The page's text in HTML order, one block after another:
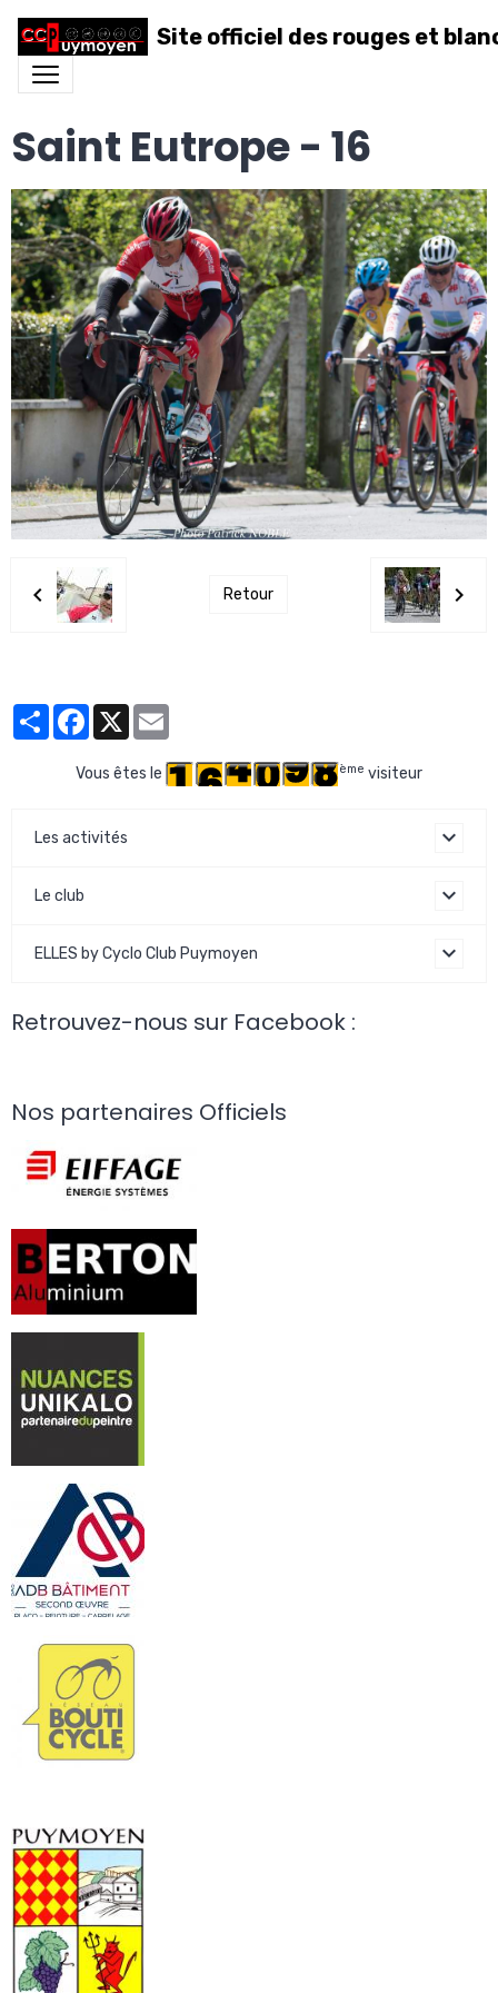
Site officiel des rouges et
Saint Eutrope - 16
Retour
PartagerFacebook
X
Vous êtes le ème visiteur
Les activités
Le club
ELLES by Cyclo Club Puymoyen
Retrouvez-nous sur Facebook :
Nos partenaires Officiels